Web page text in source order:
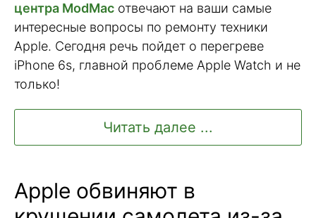
центра ModMac отвечают на ваши самые
интересные вопросы по ремонту техники
Apple. Сегодня речь пойдет о перегреве
iPhone 6s, главной проблеме Apple Watch и не
только!
Читать далее ...
Apple обвиняют в